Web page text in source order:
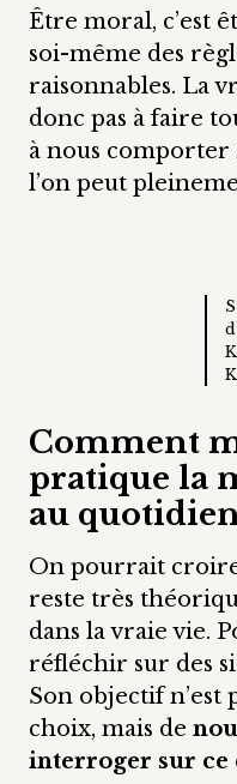
Être moral, c’est
soi-même des
raisonnables. La
donc pas à faire
à nous comporter
l’on peut
Comment
pratique la
au quotidien
On pourrait
reste très
dans la vraie vie.
réfléchir sur des
Son objectif n’est
choix, mais de
interroger sur ce